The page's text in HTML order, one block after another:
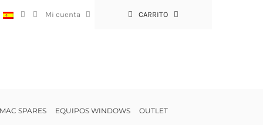
Mi cuenta CARRITO
MAC SPARES EQUIPOS WINDOWS OUTLET